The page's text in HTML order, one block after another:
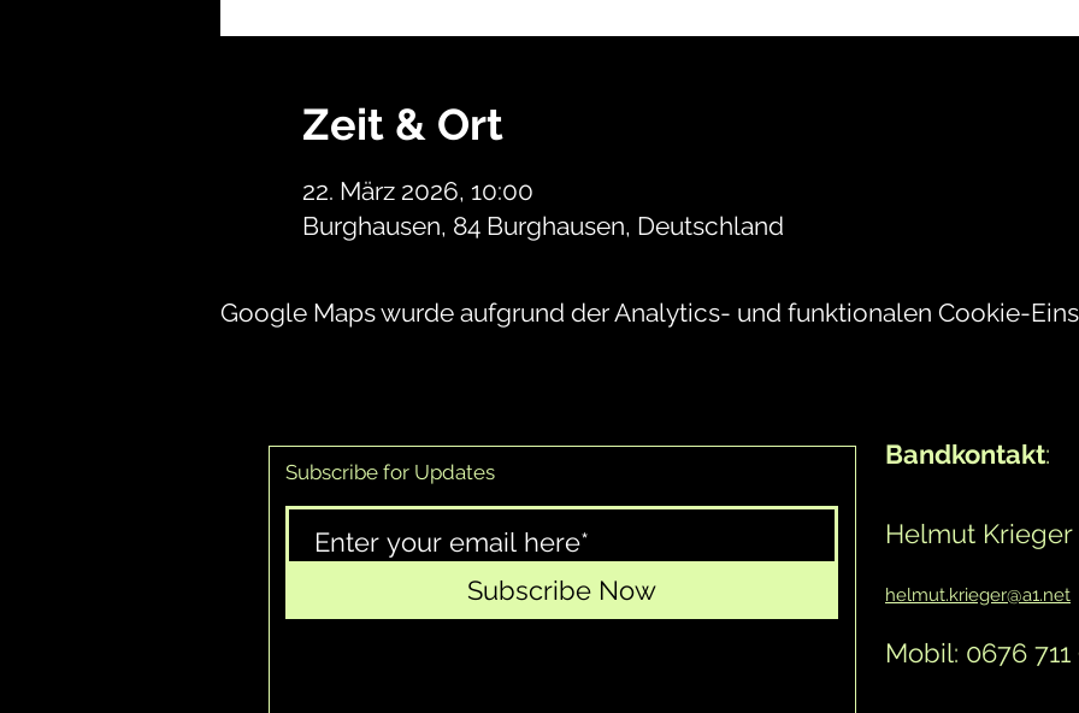
Zeit & Ort
22. März 2026, 10:00
Burghausen, 84 Burghausen, Deutschland
Google Maps wurde aufgrund der Analytics- und funktionalen Cookie-
Subscribe for Updates
Subscribe Now
Bandkontakt:
Helmut Krieger
helmut.krieger@a1.net
Mobil: 0676